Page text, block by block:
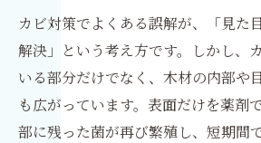
カビ対策でよくある誤解が、「見た
解決」という考え方です。しかし、
いる部分だけでなく、木材の内部や
も広がっています。表面だけを薬剤
部に残った菌が再び繁殖し、短期間